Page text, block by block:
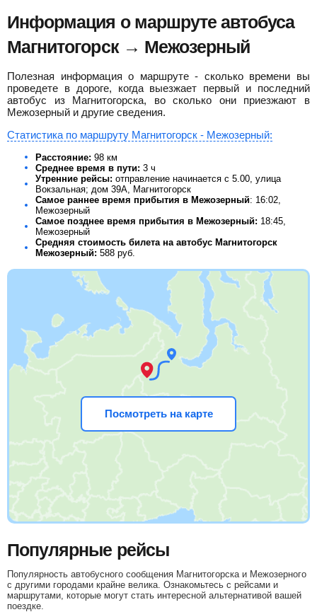
Информация о маршруте автобуса
Магнитогорск → Межозерный
Полезная информация о маршруте - сколько времени вы
проведете в дороге, когда выезжает первый и последний
автобус из Магнитогорска, во сколько они приезжают в
Межозерный и другие сведения.
Статистика по маршруту Магнитогорск - Межозерный:
Расстояние: 98 км
Среднее время в пути: 3 ч
Утренние рейсы: отправление начинается с 5.00, улица
Вокзальная; дом 39А, Магнитогорск
Самое раннее время прибытия в Межозерный: 16:02,
Межозерный
Самое позднее время прибытия в Межозерный: 18:45,
Межозерный
Средняя стоимость билета на автобус Магнитогорск
Межозерный: 588 руб.
Посмотреть на карте
Популярные рейсы
Популярность автобусного сообщения Магнитогорска и Межозерного
с другими городами крайне велика. Ознакомьтесь с рейсами и
маршрутами, которые могут стать интересной альтернативой вашей
поездке.